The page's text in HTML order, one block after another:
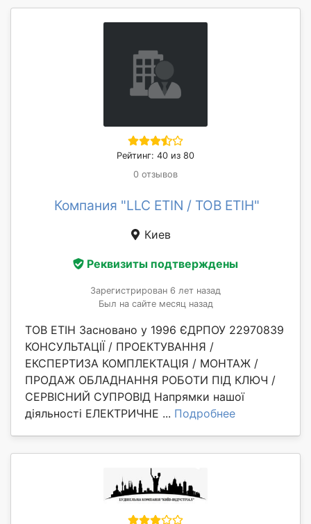
Рейтинг: 40 из 80
0 отзывов
Компания "LLC ETIN / ТОВ ЕТІН"
Киев
Реквизиты подтверждены
Зарегистрирован 6 лет назад
Был на сайте месяц назад
ТОВ ЕТІН Засновано у 1996 ЄДРПОУ 22970839
КОНСУЛЬТАЦІЇ / ПРОЕКТУВАННЯ /
ЕКСПЕРТИЗА КОМПЛЕКТАЦІЯ / МОНТАЖ /
ПРОДАЖ ОБЛАДНАННЯ РОБОТИ ПІД КЛЮЧ /
СЕРВІСНИЙ СУПРОВІД Напрямки нашої
діяльності ЕЛЕКТРИЧНЕ ... Подробнее